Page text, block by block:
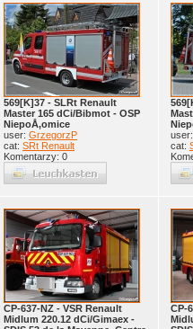
569[K]37 - SLRt Renault
Master 165 dCi/Bibmot - OSP
NiepoÅ‚omice
user: GrzegorzP
cat: SRt Renault
Komentarzy: 0
cat:
CP-637-NZ - VSR Renault
Midlum 220.12 dCi/Gimaex -
CP-